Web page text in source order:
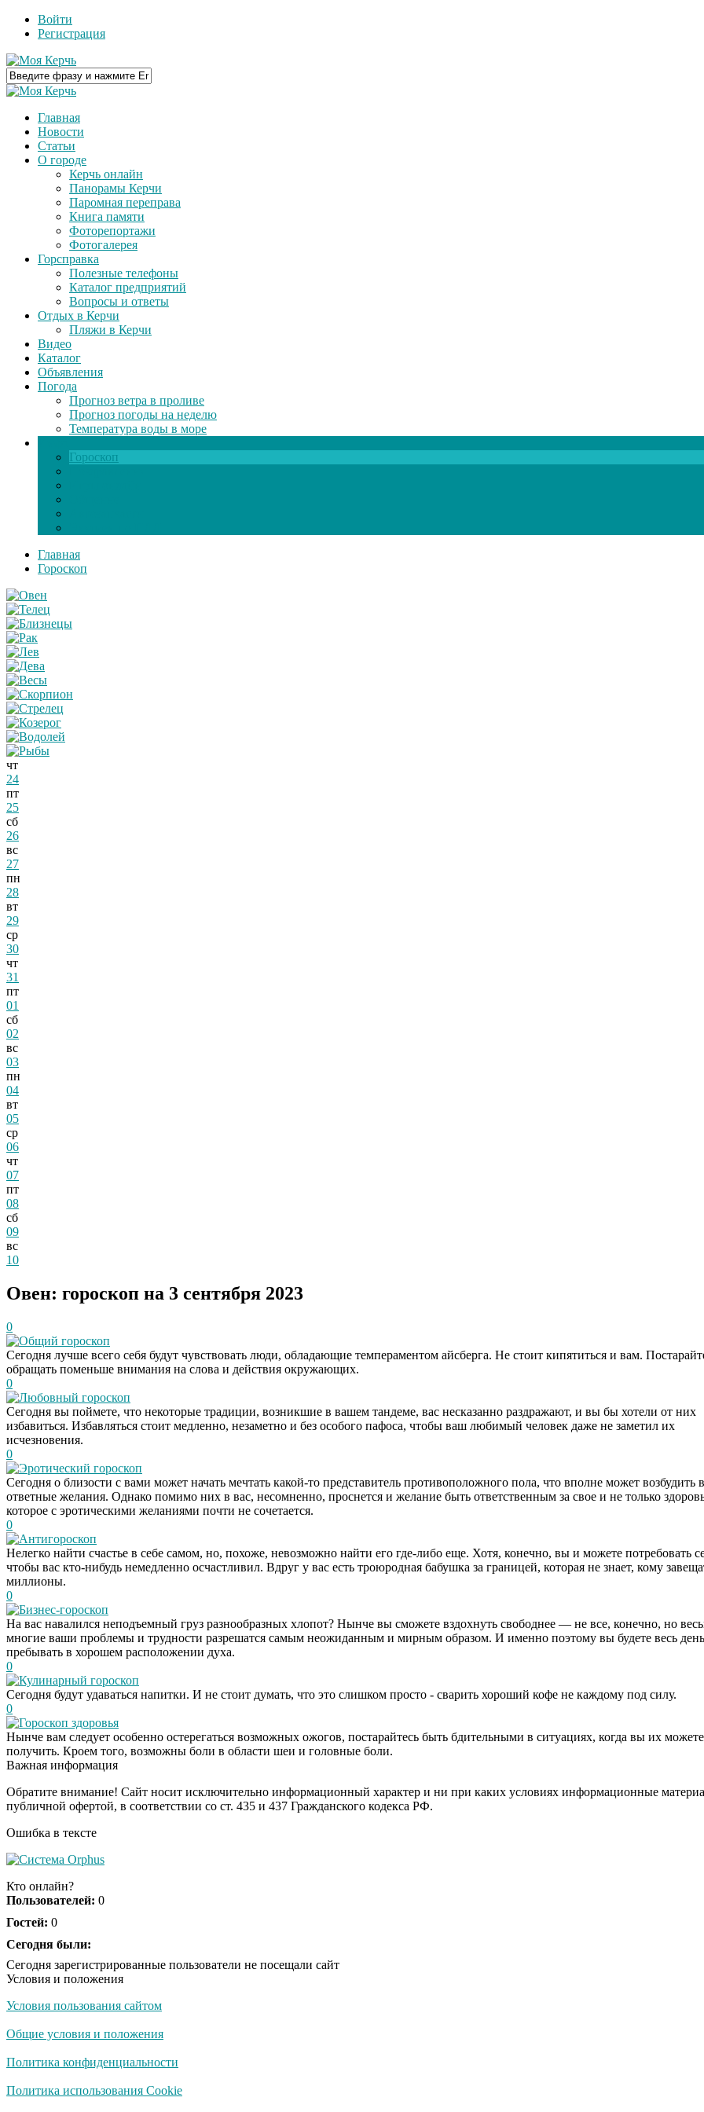
Войти
Регистрация
Главная
Новости
Статьи
О городе
Керчь онлайн
Панорамы Керчи
Паромная переправа
Книга памяти
Фоторепортажи
Фотогалерея
Горсправка
Полезные телефоны
Каталог предприятий
Вопросы и ответы
Отдых в Керчи
Пляжи в Керчи
Видео
Каталог
Объявления
Погода
Прогноз ветра в проливе
Прогноз погоды на неделю
Температура воды в море
Гороскоп
Главная
Гороскоп
чт
24
пт
25
сб
26
вс
27
пн
28
вт
29
ср
30
чт
31
пт
01
сб
02
вс
03
пн
04
вт
05
ср
06
чт
07
пт
08
сб
09
вс
10
Овен: гороскоп на 3 сентября 2023
0
Общий гороскоп
Сегодня лучше всего себя будут чувствовать люди, обладающие темпераментом айсберга. Не стоит кипятиться и вам.
обращать поменьше внимания на слова и действия окружающих.
0
Любовный гороскоп
Сегодня вы поймете, что некоторые традиции, возникшие в вашем тандеме, вас несказанно раздражают, и вы бы хотели от них
избавиться. Избавляться стоит медленно, незаметно и без особого пафоса, чтобы ваш любимый человек даже не заметил их
исчезновения.
0
Эротический гороскоп
Сегодня о близости с вами может начать мечтать какой-то представитель противоположного пола, что вполне может возбудить
ответные желания. Однако помимо них в вас, несомненно, проснется и желание быть ответственным за свое и не только
которое с эротическими желаниями почти не сочетается.
0
Антигороскоп
Нелегко найти счастье в себе самом, но, похоже, невозможно найти его где-либо еще. Хотя, конечно, вы и можете потребовать
чтобы вас кто-нибудь немедленно осчастливил. Вдруг у вас есть троюродная бабушка за границей, которая не знает, кому
миллионы.
0
Бизнес-гороскоп
На вас навалился неподъемный груз разнообразных хлопот? Нынче вы сможете вздохнуть свободнее — не все, конечно, но
многие ваши проблемы и трудности разрешатся самым неожиданным и мирным образом. И именно поэтому вы будете весь день
пребывать в хорошем расположении духа.
0
Кулинарный гороскоп
Сегодня будут удаваться напитки. И не стоит думать, что это слишком просто - сварить хороший кофе не каждому под силу.
0
Гороскоп здоровья
Нынче вам следует особенно остерегаться возможных ожогов, постарайтесь быть бдительными в ситуациях, когда вы их можете
получить. Кроем того, возможны боли в области шеи и головные боли.
Важная информация
Обратите внимание! Сайт носит исключительно информационный характер и ни при каких условиях информационные
публичной офертой, в соответствии со ст. 435 и 437 Гражданского кодекса РФ.
Ошибка в тексте
Кто онлайн?
Пользователей: 0
Гостей: 0
Сегодня были:
Сегодня зарегистрированные пользователи не посещали сайт
Условия и положения
Условия пользования сайтом
Общие условия и положения
Политика конфиденциальности
Политика использования Cookie